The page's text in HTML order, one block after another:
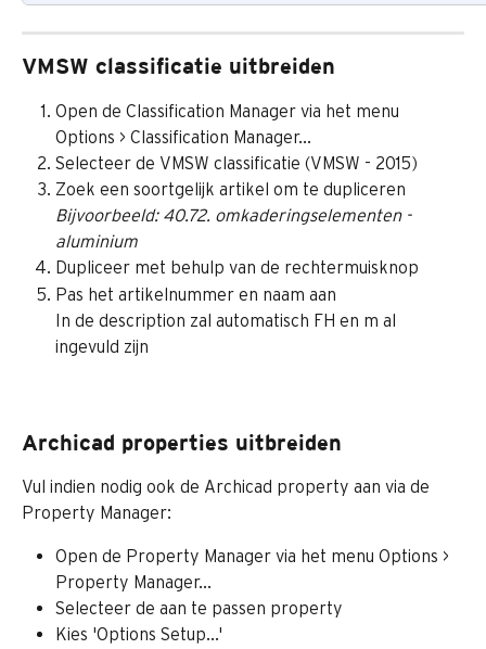
VMSW classificatie uitbreiden
Open de Classification Manager via het menu
Options > Classification Manager...
Selecteer de VMSW classificatie (VMSW - 2015)
Zoek een soortgelijk artikel om te dupliceren
Bijvoorbeeld: 40.72. omkaderingselementen -
aluminium
Dupliceer met behulp van de rechtermuisknop
Pas het artikelnummer en naam aan
In de description zal automatisch FH en m al
ingevuld zijn
Archicad properties uitbreiden
Vul indien nodig ook de Archicad property aan via de
Property Manager:
Open de Property Manager via het menu Options >
Property Manager...
Selecteer de aan te passen property
Kies 'Options Setup...'